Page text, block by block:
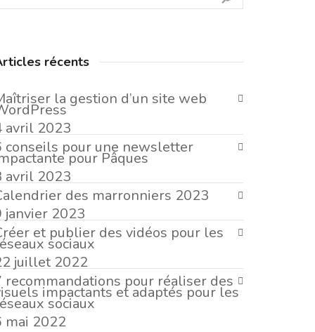
récents
la gestion d’un site web
avril 2023
conseils pour une newsletter
pour Pâques
avril 2023
des marronniers 2023
janvier 2023
et publier des vidéos pour les
sociaux
juillet 2022
recommandations pour réaliser des
impactants et adaptés pour les
sociaux
mai 2022